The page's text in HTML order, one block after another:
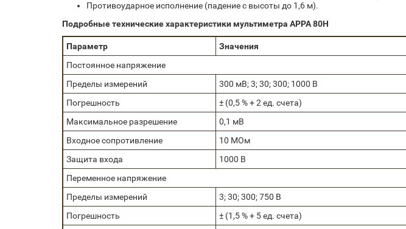
Противоударное исполнение (падение с высоты до 1,6 м).
Подробные технические характеристики мультиметра APPA 80H
Параметр
Значения
Постоянное напряжение
Пределы измерений
300 мВ; 3; 30; 300; 1000 В
Погрешность
± (0,5 % + 2 ед. счета)
Максимальное разрешение
0,1 мВ
Входное сопротивление
10 МОм
Защита входа
1000 В
Переменное напряжение
Пределы измерений
3; 30; 300; 750 В
Погрешность
± (1,5 % + 5 ед. счета)